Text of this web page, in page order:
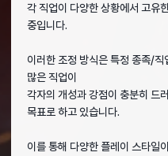
각 직업이 다양한 상황에서 고유
중입니다.
이러한 조정 방식은 특정 종족/
많은 직업이
각자의 개성과 강점이 충분히 드
목표로 하고 있습니다.
이를 통해 다양한 플레이 스타일